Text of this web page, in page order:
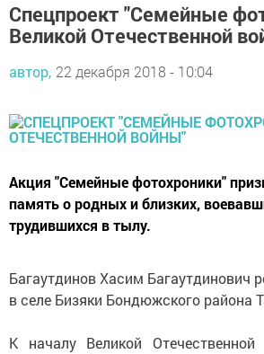
Спецпроект "Семейные
Великой Отечественной
автор, 22 декабря 2018 - 10:04
Акция "Семейные фотохроники"
память о родных и близких,
трудившихся в тылу.
Багаутдинов Хасим Багаутдинович
в селе Бизяки Бондюжского района
К началу Великой